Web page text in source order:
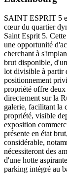
SAINT ESPRIT 5
cœur du quartier
Saint Esprit 5.
une opportunité
cherchant à
brut disponible,
lot divisible à partir
positionnement
propriété offre deux
directement sur la
galerie, facilitant la
propriété, visible
exposition
présente en état
considérable,
nécessiteront des
d'une hotte
parking intégré au